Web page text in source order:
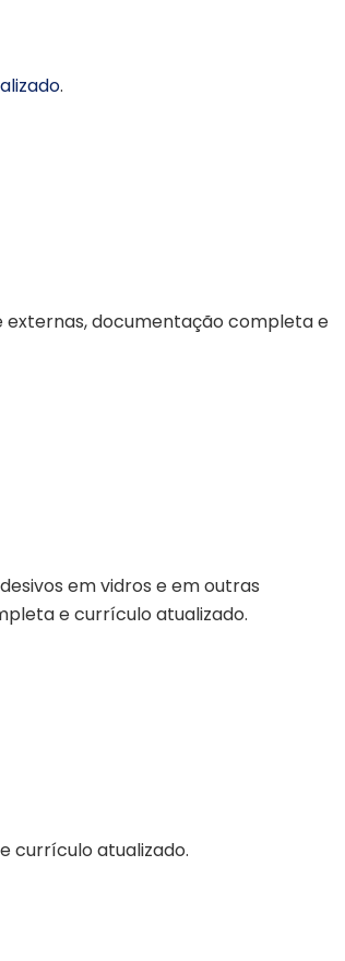
.
externas, documentação completa e
em vidros e em outras
e currículo atualizado.
currículo atualizado.